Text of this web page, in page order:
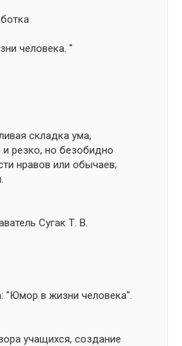
человека. "
складка ума,
резко, но безобидно
нравов или обычаев;
Сугак Т. В.
"Юмор в жизни человека".
учащихся, создание